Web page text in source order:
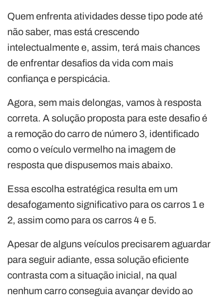
Quem enfrenta atividades desse tipo pode até
não saber, mas está crescendo
intelectualmente e, assim, terá mais chances
de enfrentar desafios da vida com mais
confiança e perspicácia.
Agora, sem mais delongas, vamos à resposta
correta. A solução proposta para este desafio é
a remoção do carro de número 3, identificado
como o veículo vermelho na imagem de
resposta que dispusemos mais abaixo.
Essa escolha estratégica resulta em um
desafogamento significativo para os carros 1 e
2, assim como para os carros 4 e 5.
Apesar de alguns veículos precisarem aguardar
para seguir adiante, essa solução eficiente
contrasta com a situação inicial, na qual
nenhum carro conseguia avançar devido ao